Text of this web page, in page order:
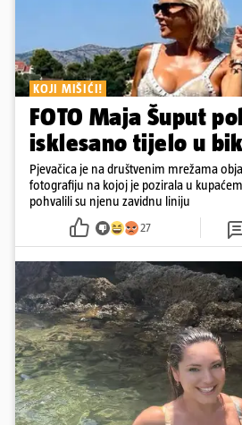
KOJI MIŠIĆI!
FOTO Maja Šuput
isklesano tijelo u
Pjevačica je na društvenim mrežama
fotografiju na kojoj je pozirala u
pohvalili su njenu zavidnu liniju
27